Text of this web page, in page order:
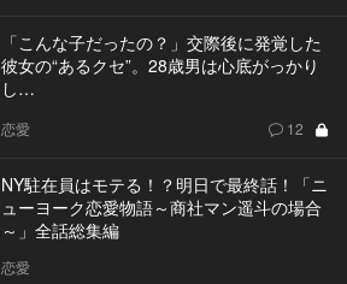
「こんな子だったの？」交際後に発覚した
彼女の“あるクセ”。28歳男は心底がっかり
し…
恋愛 12
NY駐在員はモテる！？明日で最終話！「ニ
ューヨーク恋愛物語～商社マン遥斗の場合
～」全話総集編
恋愛